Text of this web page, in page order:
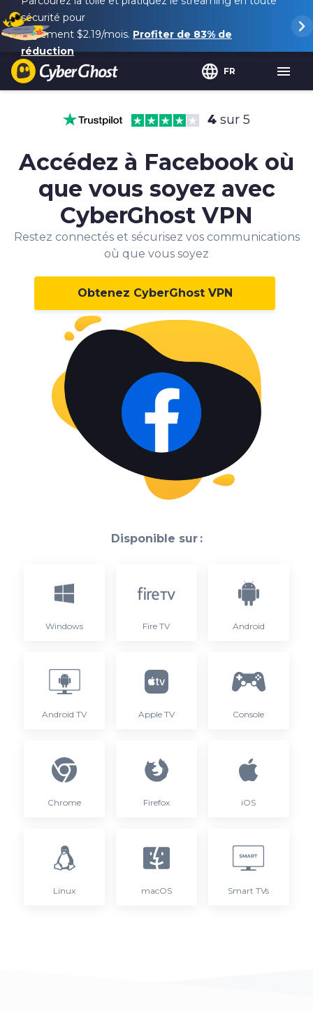
sécurité pour
seulement $2.19/mois. Profiter de 83% de
réduction
FR
4 sur 5
Accédez à Facebook où
que vous soyez avec
CyberGhost VPN
Restez connectés et sécurisez vos communications
où que vous soyez
Obtenez CyberGhost VPN
Disponible sur :
Windows Fire TV Android
Android TV Apple TV Console
Chrome Firefox iOS
Linux macOS Smart TVs